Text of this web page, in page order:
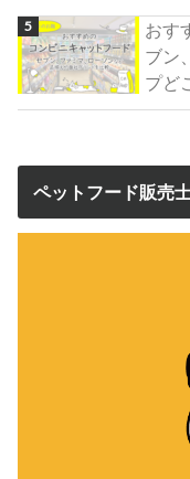
おす
ブン
プど
ペットフード販売